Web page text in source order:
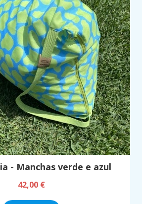
- Manchas verde e azul
42,00 €